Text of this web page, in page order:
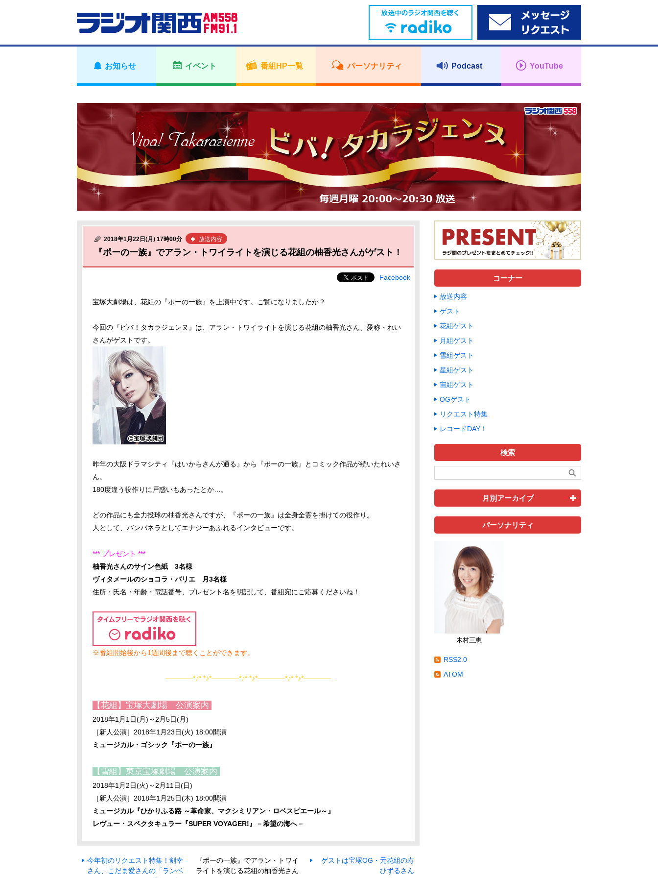
お知らせ イベント 番組HP一覧 パーソナリティ Podcast YouTube
2018年1月22日(月) 17時00分 放送内容
『ポーの一族』でアラン・トワイライトを演じる花組の柚香光さんがゲスト！
Facebook
宝塚大劇場は、花組の『ポーの一族』を上演中です。ご覧になりましたか？
今回の『ビバ！タカラジェンヌ』は、アラン・トワイライトを演じる花組の柚香光さん、愛称・れい
さんがゲストです。
昨年の大阪ドラマシティ『はいからさんが通る』から『ポーの一族』とコミック作品が続いたれいさ
ん。
180度違う役作りに戸惑いもあったとか…。
どの作品にも全力投球の柚香光さんですが、『ポーの一族』は全身全霊を掛けての役作り。
人として、バンパネラとしてエナジーあふれるインタビューです。
*** プレゼント ***
柚香光さんのサイン色紙 3名様
ヴィタメールのショコラ・バリエ 月3名様
住所・氏名・年齢・電話番号、プレゼント名を明記して、番組宛にご応募くださいね！
※番組開始後から1週間後まで聴くことができます。
――――*♪* *♪*――――*♪* *♪*――――*♪* *♪*――――
【花組】宝塚大劇場 公演案内
2018年1月1日(月)～2月5日(月)
［新人公演］2018年1月23日(火) 18:00開演
ミュージカル・ゴシック『ポーの一族』
【雪組】東京宝塚劇場 公演案内
2018年1月2日(火)～2月11日(日)
［新人公演］2018年1月25日(木) 18:00開演
ミュージカル『ひかりふる路 ～革命家、マクシミリアン・ロベスピエール～』
レヴュー・スペクタキュラー『SUPER VOYAGER!』－希望の海へ－
今年初のリクエスト特集！剣幸
さん、こだま愛さんの「ランベ
『ポーの一族』でアラン・トワイ
ライトを演じる花組の柚香光さん
ゲストは宝塚OG・元花組の寿
ひずるさん
コーナー
放送内容
ゲスト
花組ゲスト
月組ゲスト
雪組ゲスト
星組ゲスト
宙組ゲスト
OGゲスト
リクエスト特集
レコードDAY！
検索
月別アーカイブ
パーソナリティ
木村三恵
RSS2.0
ATOM